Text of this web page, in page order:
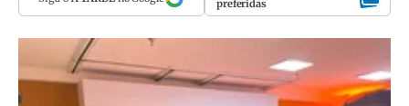
preferidas